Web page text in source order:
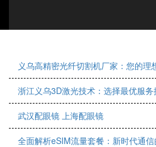
义乌高精密光纤切割机厂家：您的理
浙江义乌3D激光技术：选择最优服
武汉配眼镜 上海配眼镜
全面解析eSIM流量套餐：新时代通